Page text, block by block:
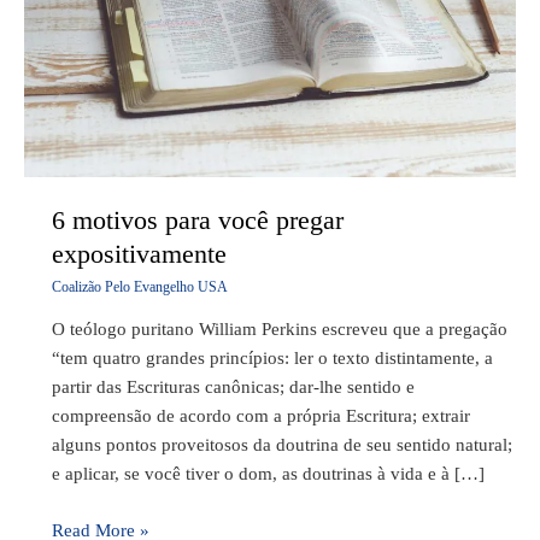
6 motivos para você pregar
expositivamente
Coalizão Pelo Evangelho USA
O teólogo puritano William Perkins escreveu que a pregação
“tem quatro grandes princípios: ler o texto distintamente, a
partir das Escrituras canônicas; dar-lhe sentido e
compreensão de acordo com a própria Escritura; extrair
alguns pontos proveitosos da doutrina de seu sentido natural;
e aplicar, se você tiver o dom, as doutrinas à vida e à […]
expositivamente
Read More »